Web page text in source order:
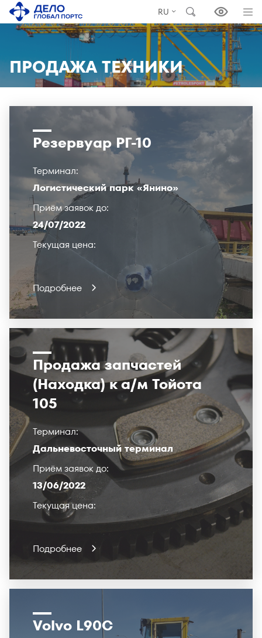
RU
ПРОДАЖА ТЕХНИКИ
Резервуар РГ-10
Терминал:
Логистический парк «Янино»
Приём заявок до:
24/07/2022
Текущая цена:
Подробнее
Продажа запчастей
(Находка) к а/м Тойота
105
Терминал:
Дальневосточный терминал
Приём заявок до:
13/06/2022
Текущая цена:
Подробнее
Volvo L90C